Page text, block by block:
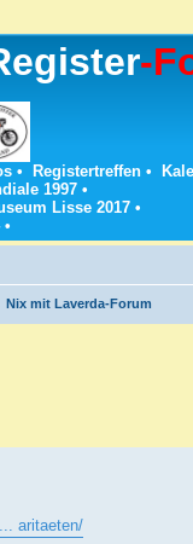
-
• Registertreffen •
1997 •
Lisse 2017 •
•
Nix mit Laverda-Forum
aritaeten/